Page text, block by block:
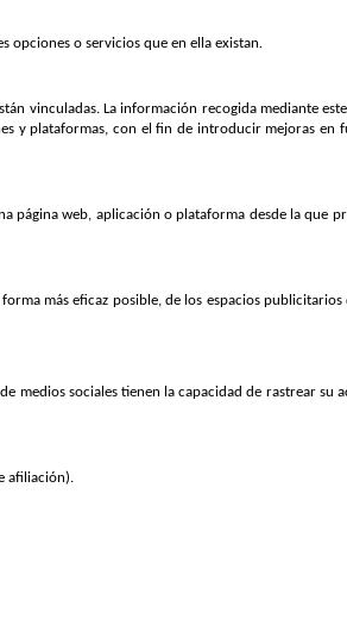
opciones o servicios que en ella existan.
vinculadas. La información recogida mediante
y plataformas, con el fin de introducir mejoras en
página web, aplicación o plataforma desde la que
más eficaz posible, de los espacios
medios sociales tienen la capacidad de rastrear su
afiliación).